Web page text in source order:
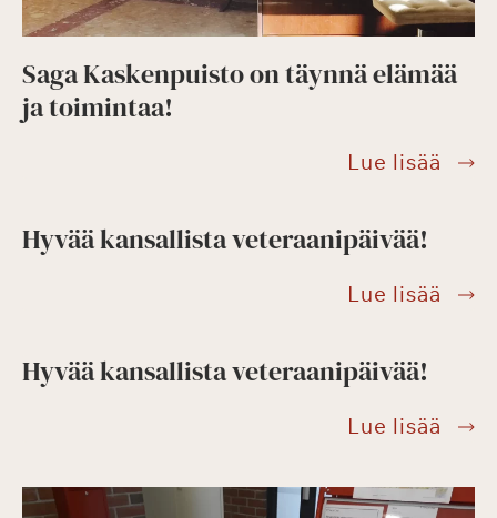
Saga Kaskenpuisto on täynnä elämää
ja toimintaa!
Lue lisää Saga
Hyvää kansallista veteraanipäivää!
Lue lisää
Hyvää kansallista veteraanipäivää!
Lue lisää